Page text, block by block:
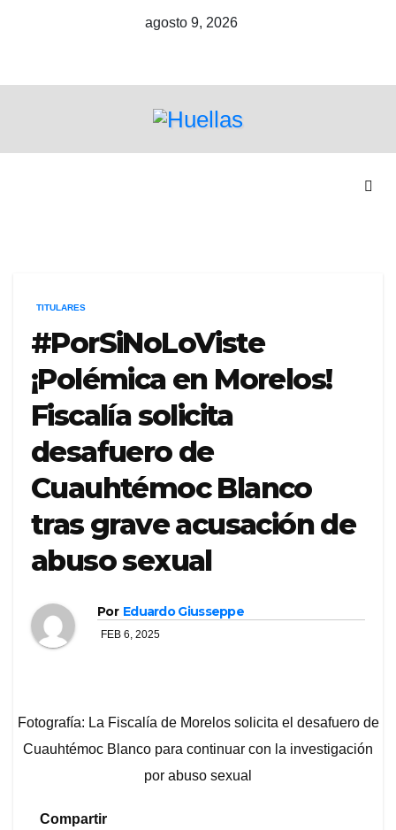
agosto 9, 2026
TITULARES
#PorSiNoLoViste
¡Polémica en Morelos!
Fiscalía solicita
desafuero de
Cuauhtémoc Blanco
tras grave acusación de
abuso sexual
Por Eduardo Giusseppe
FEB 6, 2025
Fotografía: La Fiscalía de Morelos solicita el desafuero de
Cuauhtémoc Blanco para continuar con la investigación
por abuso sexual
Compartir